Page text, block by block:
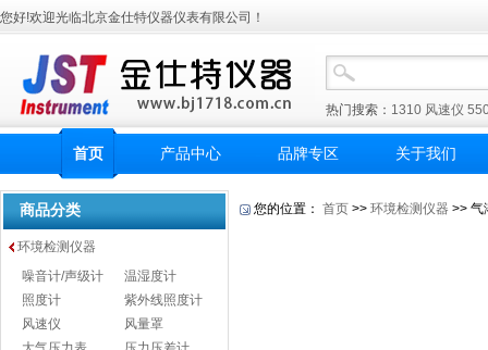
您好!欢迎光临北京金仕特仪器仪表有限公司！
热门搜索： 1310 风速仪
首页 产品中心 品牌专区 关于我们
商品分类
环境检测仪器
噪音计/声级计
温湿度计
照度计
紫外线照度计
风速仪
风量罩
您的位置： 首页 >> 环境检测仪器 >> 气